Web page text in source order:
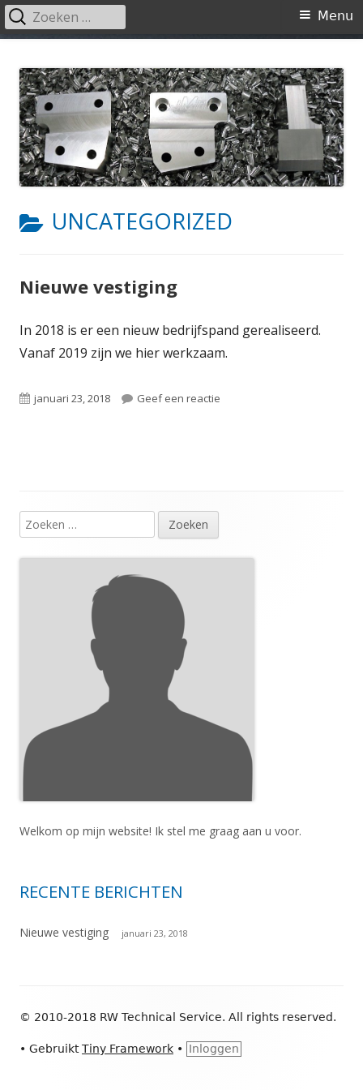
naar
inhoud
Primair
Menu
Zoeken
naar:
CATEGORIE:
UNCATEGORIZED
Nieuwe vestiging
In 2018 is er een nieuw bedrijfspand gerealiseerd.
Vanaf 2019 zijn we hier werkzaam.
Gepubliceerd
januari 23, 2018 Geef een reactie
Hoofd
sidebar
Zoeken
naar:
Welkom op mijn website! Ik stel me graag aan u voor.
RECENTE BERICHTEN
Nieuwe vestiging januari 23, 2018
inhoud
© 2010-2018 RW Technical Service. All rights reserved.
• GebruiktTiny Framework • Inloggen